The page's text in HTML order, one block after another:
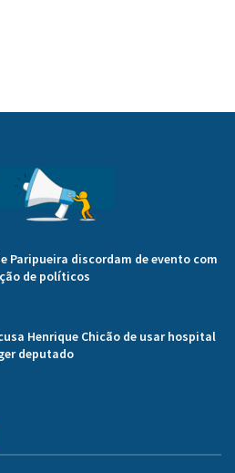
Paripueira discordam de evento com
de políticos
Henrique Chicão de usar hospital
deputado